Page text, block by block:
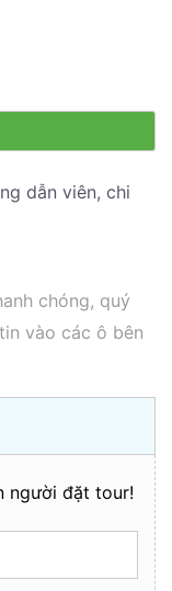
dẫn viên, chi
chóng, quý
vào các ô bên
người đặt tour!